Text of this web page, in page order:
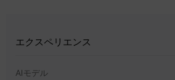
エクスペリエンス
AIモデル